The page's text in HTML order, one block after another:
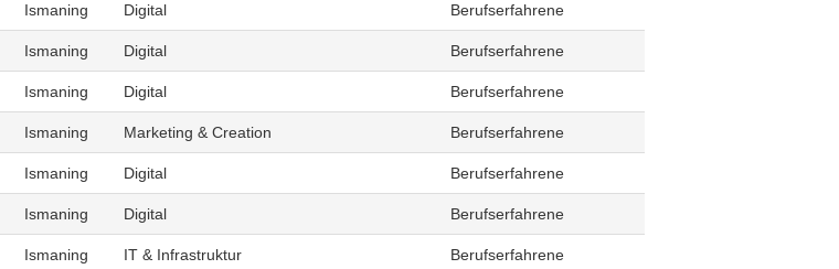
Ismaning Digital Berufserfahrene
Ismaning Digital Berufserfahrene
Ismaning Digital Berufserfahrene
Ismaning Marketing & Creation Berufserfahrene
Ismaning Digital Berufserfahrene
Ismaning Digital Berufserfahrene
Ismaning IT & Infrastruktur Berufserfahrene